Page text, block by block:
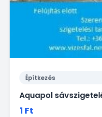
Építkezés
1 Ft